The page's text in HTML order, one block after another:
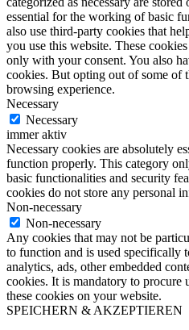
essential for the working of basic
also use third-party cookies that
you use this website. These
only with your consent. You also
cookies. But opting out of some of
browsing experience.
Necessary
Necessary
immer aktiv
Necessary cookies are absolutely
function properly. This category
basic functionalities and security
cookies do not store any personal
Non-necessary
Non-necessary
Any cookies that may not be
to function and is used specifically
analytics, ads, other embedded
cookies. It is mandatory to procure
these cookies on your website.
SPEICHERN & AKZEPTIEREN